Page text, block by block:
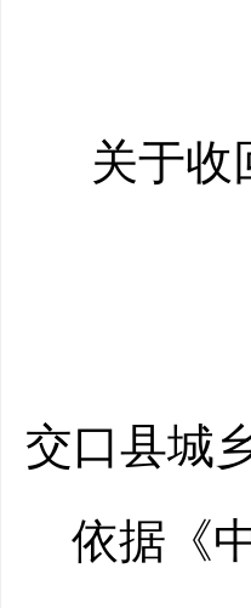
关于收
交口县城
依据《